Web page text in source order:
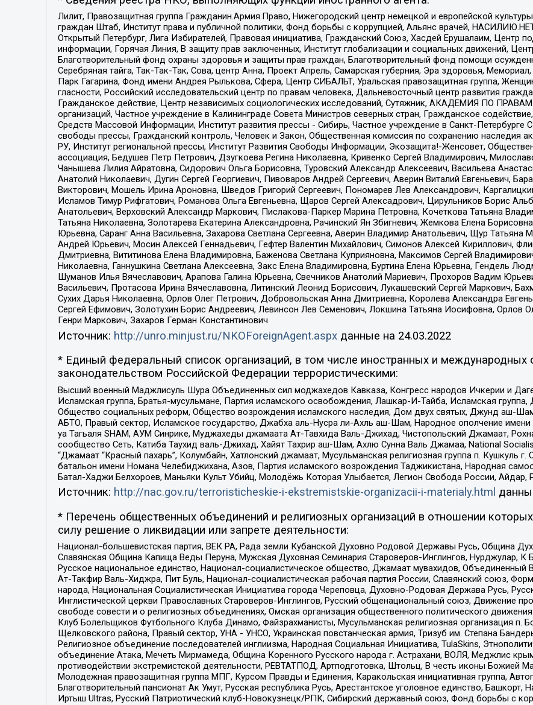
Лилит, Правозащитная группа Гражданин.Армия.Право, Нижегородский центр немецкой и европейской
граждан Штаб, Институт права и публичной политики, Фонд борьбы с коррупцией, Альянс врачей,
Открытый Петербург, Лига Избирателей, Правовая инициатива, Гражданский Союз, Хасдей Ерушалаим, Центр
информации, Горячая Линия, В защиту прав заключенных, Институт глобализации и социальных движений,
Благотворительный фонд охраны здоровья и защиты прав граждан, Благотворительный фонд помощи
Серебряная тайга, Так-Так-Так, Сова, центр Анна, Проект Апрель, Самарская губерния, Эра здоровья,
Парк Гагарина, Фонд имени Андрея Рылькова, Сфера, Центр СИБАЛЬТ, Уральская правозащитная группа,
гласности, Российский исследовательский центр по правам человека, Дальневосточный центр развития
Гражданское действие, Центр независимых социологических исследований, Сутяжник, АКАДЕМИЯ ПО
организаций, Частное учреждение в Калининграде Совета Министров северных стран, Гражданское
Средств Массовой Информации, Институт развития прессы - Сибирь, Частное учреждение в Санкт-
свободы прессы, Гражданский контроль, Человек и Закон, Общественная комиссия по сохранению наследия
РУ, Институт региональной прессы, Институт Развития Свободы Информации, Экозащита!-Женсовет,
ассоциация, Бедушев Петр Петрович, Дзугкоева Регина Николаевна, Кривенко Сергей Владимирович,
Чанышева Лилия Айратовна, Сидорович Ольга Борисовна, Туровский Александр Алексеевич, Васильева
Анатолий Николаевич, Дугин Сергей Георгиевич, Пивоваров Андрей Сергеевич, Аверин Виталий Евгеньевич,
Викторович, Мошель Ирина Ароновна, Шведов Григорий Сергеевич, Пономарев Лев Александрович,
Исламов Тимур Рифгатович, Романова Ольга Евгеньевна, Щаров Сергей Алексадрович, Цирульников Борис
Анатольевич, Верховский Александр Маркович, Пислакова-Паркер Марина Петровна, Кочеткова Татьяна
Татьяна Николаевна, Золотарева Екатерина Александровна, Рачинский Ян Збигневич, Жемкова Елена
Юрьевна, Саранг Анна Васильевна, Захарова Светлана Сергеевна, Аверин Владимир Анатольевич, Щур
Андрей Юрьевич, Мосин Алексей Геннадьевич, Гефтер Валентин Михайлович, Симонов Алексей Кириллович,
Дмитриевна, Вититинова Елена Владимировна, Баженова Светлана Куприяновна, Максимов Сергей
Николаевна, Ганнушкина Светлана Алексеевна, Закс Елена Владимировна, Буртина Елена Юрьевна, Гендель
Шуманов Илья Вячеславович, Арапова Галина Юрьевна, Свечников Анатолий Мариевич, Прохоров Вадим
Васильевич, Протасова Ирина Вячеславовна, Литинский Леонид Борисович, Лукашевский Сергей Маркович,
Сухих Дарья Николаевна, Орлов Олег Петрович, Добровольская Анна Дмитриевна, Королева Александра
Сергей Ефимович, Золотухин Борис Андреевич, Левинсон Лев Семенович, Локшина Татьяна Иосифовна, Орлов
Генри Маркович, Захаров Герман Константинович
Источник: http://unro.minjust.ru/NKOForeignAgent.aspxданные на 24.03.2022
* Единый федеральный список организаций, в том числе иностранных и международных
законодательством Российской Федерации террористическими:
Высший военный Маджлисуль Шура Объединенных сил моджахедов Кавказа, Конгресс народов Ичкерии и
Исламская группа, Братья-мусульмане, Партия исламского освобождения, Лашкар-И-Тайба, Исламская группа,
Общество социальных реформ, Общество возрождения исламского наследия, Дом двух святых, Джунд аш-
АБТО, Правый сектор, Исламское государство, Джабха аль-Нусра ли-Ахль аш-Шам, Народное ополчение
уа Тагьаля SHAM, АУМ Синрике, Муджахеды джамаата Ат-Тавхида Валь-Джихад, Чистопольский Джамаат,
сообщество Сеть, Катиба Таухид валь-Джихад, Хайят Тахрир аш-Шам, Ахлю Сунна Валь Джамаа, National
“Джамаат “Красный пахарь”, Колумбайн, Хатлонский джамаат, Мусульманская религиозная группа п. Кушкуль
батальон имени Номана Челебиджихана, Азов, Партия исламского возрождения Таджикистана, Народная
Батал-Хаджи Белхороев, Маньяки Культ Убийц, Молодёжь Которая Улыбается, Легион Свобода России, Айдар,
Источник: http://nac.gov.ru/terroristicheskie-i-ekstremistskie-organizacii-i-materialy.html
* Перечень общественных объединений и религиозных организаций в отношении
силу решение о ликвидации или запрете деятельности:
Национал-большевистская партия, ВЕК РА, Рада земли Кубанской Духовно Родовой Державы Русь, Община
Славянская Община Капища Веды Перуна, Мужская Духовная Семинария Староверов-Инглингов, Нурджулар, К
Русское национальное единство, Национал-социалистическое общество, Джамаат мувахидов, Объединенный
Ат-Такфир Валь-Хиджра, Пит Буль, Национал-социалистическая рабочая партия России, Славянский союз,
народа, Национальная Социалистическая Инициатива города Череповца, Духовно-Родовая Держава Русь,
Инглистической церкви Православных Староверов-Инглингов, Русский общенациональный союз, Движение
свободе совести и о религиозных объединениях, Омская организация общественного политического
Клуб Болельщиков Футбольного Клуба Динамо, Файзрахманисты, Мусульманская религиозная организация п.
Щелковского района, Правый сектор, УНА - УНСО, Украинская повстанческая армия, Тризуб им. Степана
Религиозное объединение последователей инглиизма, Народная Социальная Инициатива, TulaSkins,
объединение Атака, Мечеть Мирмамеда, Община Коренного Русского народа г. Астрахани, ВОЛЯ, Меджлис
противодействии экстремистской деятельности, РЕВТАТПОД, Артподготовка, Штольц, В честь иконы Божией
Молодежная правозащитная группа МПГ, Курсом Правды и Единения, Каракольская инициативная группа,
Благотворительный пансионат Ак Умут, Русская республика Русь, Арестантское уголовное единство,
Иртыш Ultras, Русский Патриотический клуб-Новокузнецк/РПК, Сибирский державный союз, Фонд борьбы с